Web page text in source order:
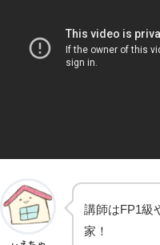
講師はFP1級
家！